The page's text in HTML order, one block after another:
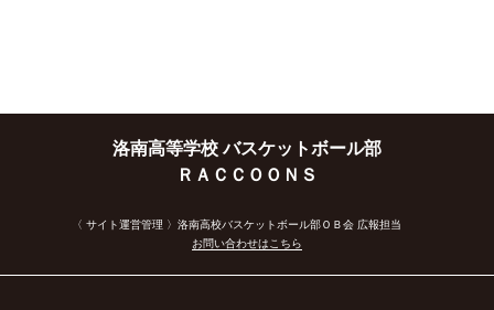
洛南高等学校 バスケットボール部
ＲＡＣＣＯＯＮＳ
〈 サイト運営管理 〉洛南高校バスケットボール部ＯＢ会 広報担当
お問い合わせはこちら